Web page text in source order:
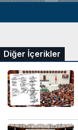
Diğer İçerikler